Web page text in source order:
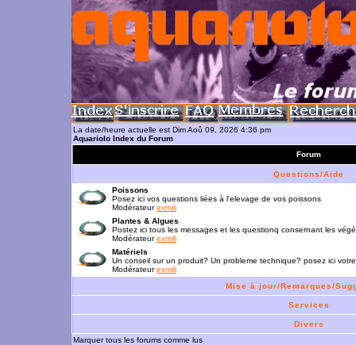
La date/heure actuelle est Dim Aoû 09, 2026 4:36 pm
Aquariolo Index du Forum
Forum
Questions/Aide
Poissons
Posez ici vos questions liées à l'elevage de vos poissons
Modérateurexmili
Plantes & Algues
Postez ici tous les messages et les questionq consernant les
Modérateurexmili
Matériels
Un conseil sur un produit? Un probleme technique? posez ici
Modérateurexmili
Mise à jour/Remarques/
Services
Divers
Marquer tous les forums comme lus